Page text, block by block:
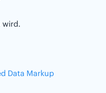
wird.
Data Markup